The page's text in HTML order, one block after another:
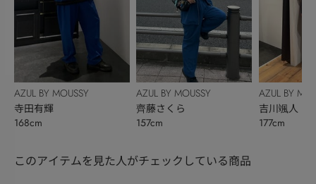
AZUL BY MOUSSY
寺田有輝
168cm
AZUL BY MOUSSY
齊藤さくら
157cm
AZUL BY
吉川颯人
177cm
このアイテムを見た人がチェックしている商品